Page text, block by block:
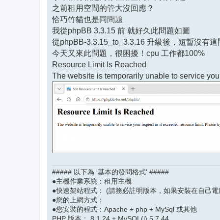
之前租用空間的管大沒回應？
恰巧竹貓也是同問題
我從phpBB 3.3.15 前 就好久此問題如圖
從phpBB-3.3.15_to_3.3.16 升級後，短暫沒有這
今天又來此問題，很困擾！cpu 工作都100%
Resource Limit Is Reached
The website is temporarily unable to service
##### 以下為 '基本的發問格式' #####
●主機作業系統：租用主機
●快速架站程式： (請務必註明版本，如果安裝在自己
●您的上網方式：
●您安裝的程式：Apache + php + MySql 或其他